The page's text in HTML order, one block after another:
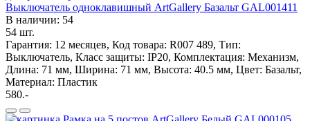
Выключатель одноклавишный ArtGallery Базальт GAL001411
В наличии: 54
54 шт.
Гарантия: 12 месяцев, Код товара: R007 489, Тип:
Выключатель, Класс защиты: IP20, Комплектация: Механизм,
Длина: 71 мм, Ширина: 71 мм, Высота: 40.5 мм, Цвет: Базальт,
Материал: Пластик
580.-